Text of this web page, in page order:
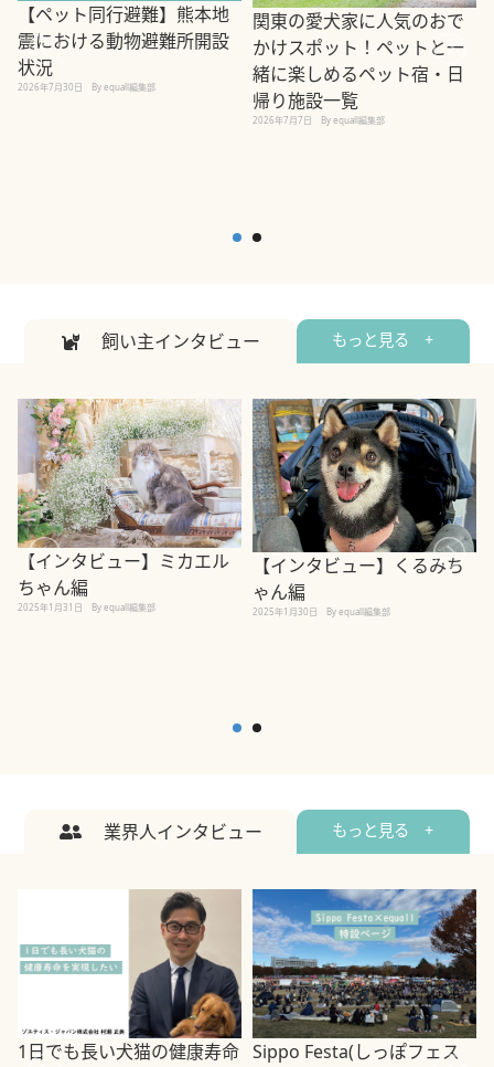
【ペット同行避難】熊本地
震における動物避難所開設
状況
2026年7月30日 By equall編集部
関東の愛犬家に人気のおで
かけスポット！ペットと一
緒に楽しめるペット宿・日
帰り施設一覧
2026年7月7日 By equall編集部
飼い主インタビュー もっと見る +
【インタビュー】ミカエル
ちゃん編
2025年1月31日 By equall編集部
【インタビュー】くるみち
ゃん編
2025年1月30日 By equall編集部
業界人インタビュー もっと見る +
1日でも長い犬猫の健康寿命 Sippo Festa(しっぽフェス